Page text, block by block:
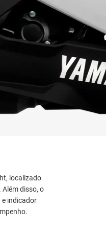
localizado
disso, o
e indicador